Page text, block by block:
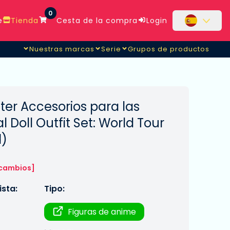
Tienda
0
Cesta de la compra Login
Tour India - Boy (Red)
Nuestras marcas Serie Grupos de productos
Accesorios para las
Doll Outfit Set: World Tour
Tipo:
Figuras de anime